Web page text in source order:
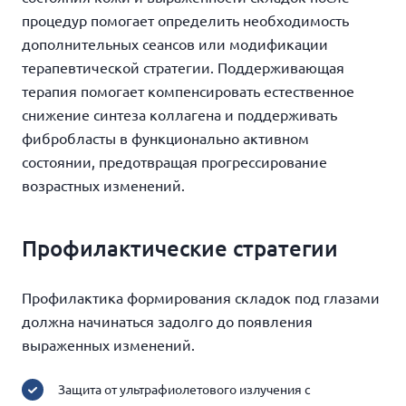
процедур помогает определить необходимость
дополнительных сеансов или модификации
терапевтической стратегии. Поддерживающая
терапия помогает компенсировать естественное
снижение синтеза коллагена и поддерживать
фибробласты в функционально активном
состоянии, предотвращая прогрессирование
возрастных изменений.
Профилактические стратегии
Профилактика формирования складок под глазами
должна начинаться задолго до появления
выраженных изменений.
Защита от ультрафиолетового излучения с